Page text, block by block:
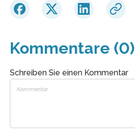
Kommentare (0)
Schreiben Sie einen Kommentar